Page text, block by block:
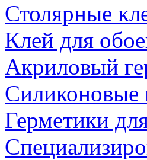
Столярные
Клей для
Акриловый
Силиконовые
Герметики